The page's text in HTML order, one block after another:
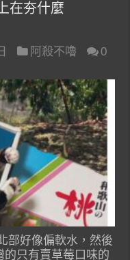
在夯什麼
阿殺不嚕
0
部好像偏軟水，然後
的只有賣草莓口味的